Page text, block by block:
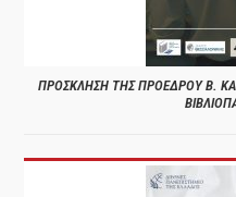
ΠΡΟΣΚΛΗΣΗ ΤΗΣ ΠΡΟΕΔΡΟΥ Β.